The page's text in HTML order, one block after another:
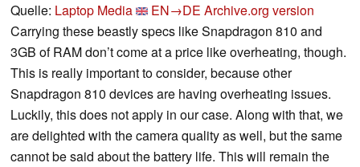
Quelle: Laptop Media EN→DE Archive.org version
Carrying these beastly specs like Snapdragon 810 and
3GB of RAM don’t come at a price like overheating, though.
This is really important to consider, because other
Snapdragon 810 devices are having overheating issues.
Luckily, this does not apply in our case. Along with that, we
are delighted with the camera quality as well, but the same
cannot be said about the battery life. This will remain the